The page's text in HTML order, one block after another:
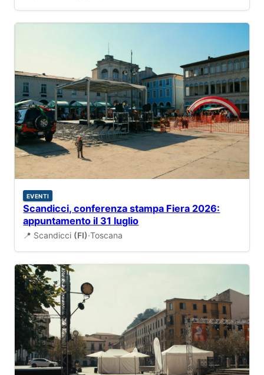
EVENTI
Scandicci, conferenza stampa Fiera 2026:
appuntamento il 31 luglio
📍 Scandicci (FI)·Toscana